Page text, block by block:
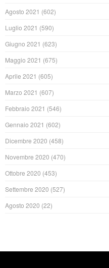
Agosto 2021 (602)
Luglio 2021 (590)
Giugno 2021 (623)
Maggio 2021 (675)
Aprile 2021 (605)
Marzo 2021 (607)
Febbraio 2021 (546)
Gennaio 2021 (602)
Dicembre 2020 (458)
Novembre 2020 (470)
Ottobre 2020 (453)
Settembre 2020 (527)
Agosto 2020 (22)